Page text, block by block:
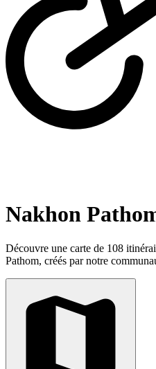
Nakhon
Découvre une carte de 108
Pathom, créés par notre